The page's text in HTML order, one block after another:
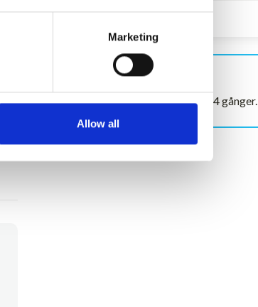
Marketing
Allow all
Skapa en sökagent
Det här huset har nyligen visats 14 gånger.